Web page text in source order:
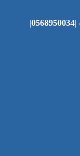
شركة تنظيف كنب في الفجيرة |0568950034|